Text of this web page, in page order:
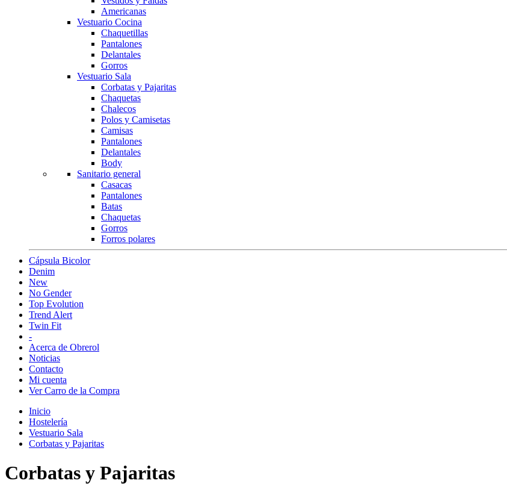
Americanas
Vestuario Cocina
Chaquetillas
Pantalones
Delantales
Gorros
Vestuario Sala
Corbatas y Pajaritas
Chaquetas
Chalecos
Polos y Camisetas
Camisas
Pantalones
Delantales
Body
Sanitario general
Casacas
Pantalones
Batas
Chaquetas
Gorros
Forros polares
Cápsula Bicolor
Denim
New
No Gender
Top Evolution
Trend Alert
Twin Fit
-
Acerca de Obrerol
Noticias
Contacto
Mi cuenta
Ver Carro de la Compra
Inicio
Hostelería
Vestuario Sala
Corbatas y Pajaritas
Corbatas y Pajaritas